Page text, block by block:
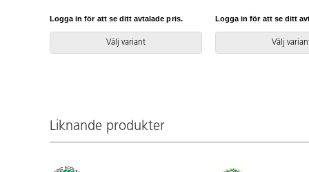
Innermått lådor: B37 D30,5 H13 cm.
Logga in för att se ditt avtalade pris.
Välj variant
vinkelbeslag.
framtagna för husen.
tipprisk ska fristående
Logga in för att se ditt
Välj
Liknande produkter